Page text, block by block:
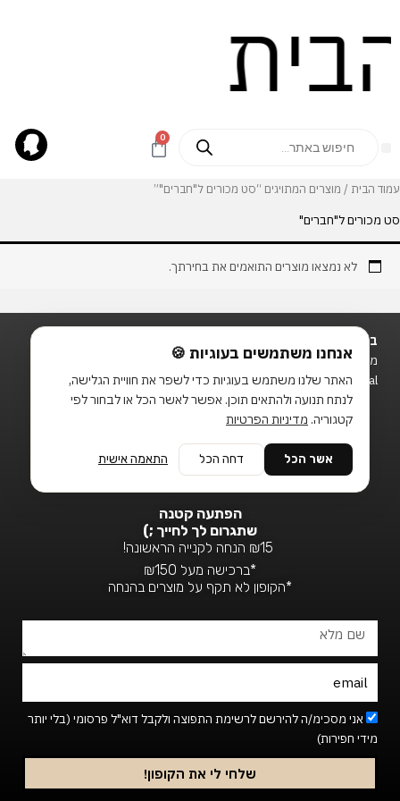
search
0
עגלת
עמוד הבית / מוצרים המתויגים “סט מכורים ל"חברים"”
סט מכורים ל"חברים"
לא נמצאו מוצרים התואמים את בחירתך.
בית
מייל ליצירת קשר שת״פ:
Office@Sketchie.digital
FOLLOW US
I
n
s
t
a
g
r
a
m
F
a
c
e
b
o
o
k
-
f
i
t
k הפתעה קטנה
שתגרום לך לחייך ;)
*ברכישה מעל ₪150
*הקופון לא תקף על מוצרים בהנחה
שם
Footer_newsletter
אני מסכימ/ה להירשם לרשימת התפוצה ולקבל דוא"ל פרסומי (בלי יותר
מידי חפירות)
שלחי לי את הקופון!
אנחנו משתמשים בעוגיות 🍪
האתר שלנו משתמש בעוגיות כדי לשפר את חוויית הגלישה,
לנתח תנועה ולהתאים תוכן. אפשר לאשר הכל או לבחור לפי
קטגוריה. מדיניות הפרטיות
אשר הכל דחה הכל התאמה אישית